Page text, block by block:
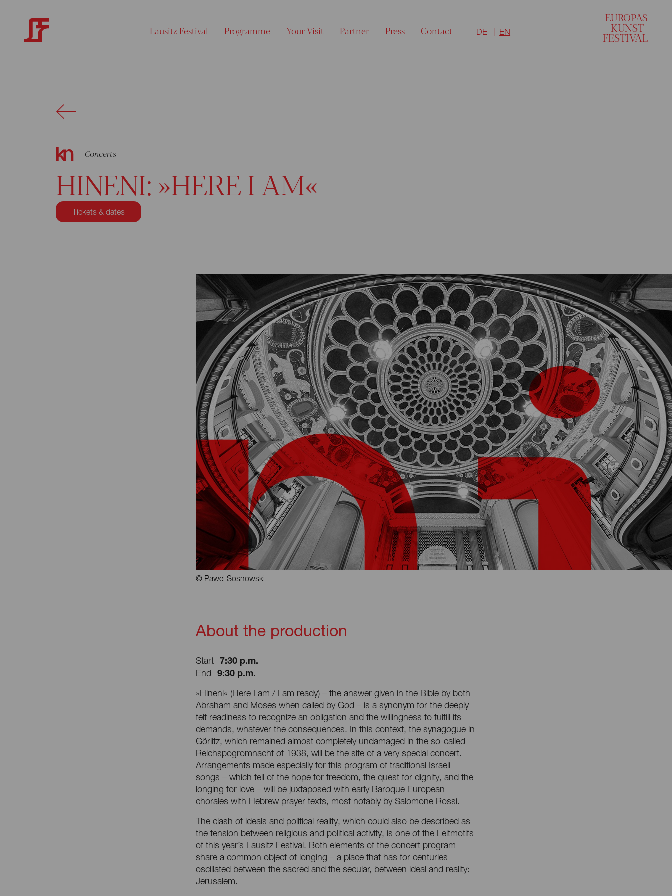
Lausitz Festival Programme Your Visit Partner Press Contact DE EN
EUROPAS
KUNST–
FESTIVAL
Concerts
HINENI: »HERE I AM«
Tickets & dates
© Pawel Sosnowski
About the production
Start 7:30 p.m.
End 9:30 p.m.
»Hineni« (Here I am / I am ready) – the answer given in the Bible by both
Abraham and Moses when called by God – is a synonym for the deeply
felt readiness to recognize an obligation and the willingness to fulfill its
demands, whatever the consequences. In this context, the synagogue in
Görlitz, which remained almost completely undamaged in the so-called
Reichspogromnacht of 1938, will be the site of a very special concert.
Arrangements made especially for this program of traditional Israeli
songs – which tell of the hope for freedom, the quest for dignity, and the
longing for love – will be juxtaposed with early Baroque European
chorales with Hebrew prayer texts, most notably by Salomone Rossi.
The clash of ideals and political reality, which could also be described as
the tension between religious and political activity, is one of the Leitmotifs
of this year’s Lausitz Festival. Both elements of the concert program
share a common object of longing – a place that has for centuries
oscillated between the sacred and the secular, between ideal and reality:
Jerusalem.